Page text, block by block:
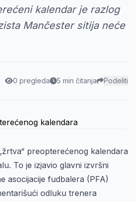
kalendar je razlog
Mančester sitija neće
0 pregleda 5 min čitanja Podeliti
preopterećenog kalendara
To je izjavio glavni izvršni
asocijacije fudbalera (PFA)
odluku trenera